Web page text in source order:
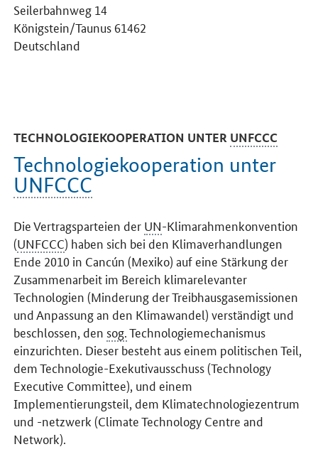
Seilerbahnweg 14
Königstein/Taunus 61462
Deutschland
TECHNOLOGIEKOOPERATION UNTER UNFCCC
Technologiekooperation unter
UNFCCC
Die Vertragsparteien der UN-Klimarahmenkonvention
(UNFCCC) haben sich bei den Klimaverhandlungen
Ende 2010 in Cancún (Mexiko) auf eine Stärkung der
Zusammenarbeit im Bereich klimarelevanter
Technologien (Minderung der Treibhausgasemissionen
und Anpassung an den Klimawandel) verständigt und
beschlossen, den sog.Technologiemechanismus
einzurichten. Dieser besteht aus einem politischen Teil,
dem Technologie-Exekutivausschuss (Technology
Executive Committee), und einem
Implementierungsteil, dem Klimatechnologiezentrum
und -netzwerk (Climate Technology Centre and
Network).